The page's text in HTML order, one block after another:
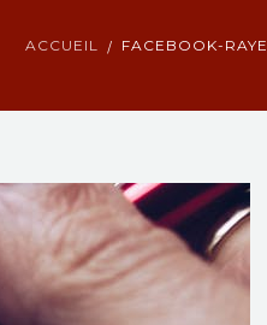
ACCUEIL FACEBOOK-RAYE